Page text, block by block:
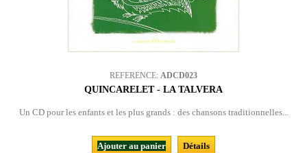
REFERENCE: ADCD023
QUINCARELET - LA TALVERA
Un CD pour les enfants et les plus grands : des chansons traditionnelles...
Ajouter au panier
Détails